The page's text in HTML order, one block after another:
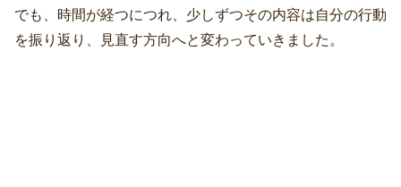
でも、時間が経つにつれ、少しずつその内容は自分の行動
を振り返り、見直す方向へと変わっていきました。